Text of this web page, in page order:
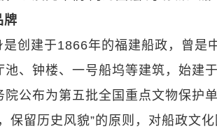
牌
创建于1866年的福建船政，曾是
池、钟楼、一号船坞等建筑，始建
公布为第五批全国重点文物保护
保留历史风貌”的原则，对船政文